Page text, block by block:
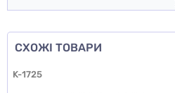
СХОЖІ ТОВАРИ
K-1725